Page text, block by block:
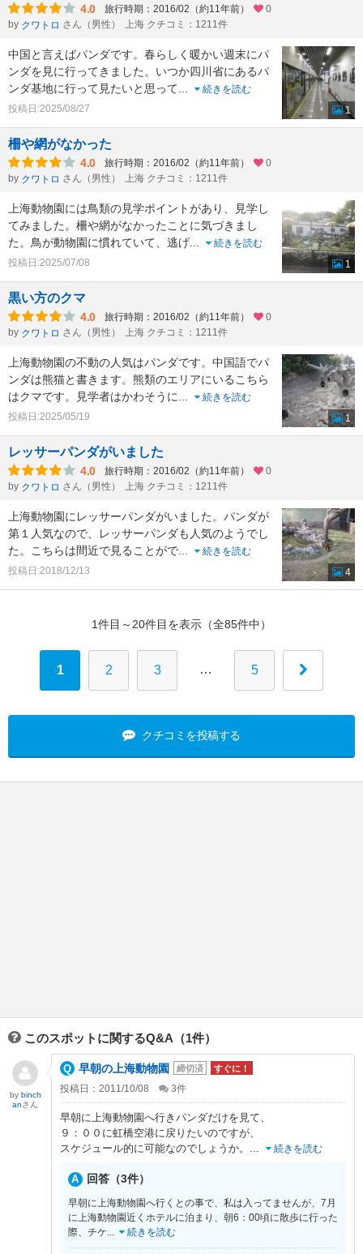
4.0 旅行時期：2016/02（約11年前）
0
by クワトロ さん（男性） 上海 クチコミ：1211件
中国と言えばパンダです。春らしく暖かい週末にパ
ンダを見に行ってきました。いつか四川省にあるパ
ンダ基地に行って見たいと思って
続きを読む
投稿日:2025/08/27
1
柵や網がなかった
4.0 旅行時期：2016/02（約11年前）
0
by クワトロ さん（男性） 上海 クチコミ：1211件
上海動物園には鳥類の見学ポイントがあり、見学し
てみました。柵や網がなかったことに気づきまし
た。鳥が動物園に慣れていて、逃げ
続きを読む
投稿日:2025/07/08
1
黒い方のクマ
4.0 旅行時期：2016/02（約11年前）
0
by クワトロ さん（男性） 上海 クチコミ：1211件
上海動物園の不動の人気はパンダです。中国語でパ
ンダは熊猫と書きます。熊類のエリアにいるこちら
はクマです。見学者はかわそうに
続きを読む
投稿日:2025/05/19
1
レッサーパンダがいました
4.0 旅行時期：2016/02（約11年前）
0
by クワトロ さん（男性） 上海 クチコミ：1211件
上海動物園にレッサーパンダがいました。パンダが
第１人気なので、レッサーパンダも人気のようでし
た。こちらは間近で見ることがで
続きを読む
投稿日:2018/12/13
4
1件目～20件目を表示（全85件中）
1 2 3 … 5
クチコミを投稿する
このスポットに関するQ&A（1件）
早朝の上海動物園 締切済 すぐに！
投稿日：2011/10/08 3件
早朝に上海動物園へ行きパンダだけを見て、
９：００に虹橋空港に戻りたいのですが、
スケジュール的に可能なのでしょうか。 ... 続きを読む
回答（3件）
早朝に上海動物園へ行くとの事で、私は入ってませんが、7月
に上海動物園近くホテルに泊まり、朝6：00頃に散歩に行った
際、チケ... 続きを読む
by binch
anさん